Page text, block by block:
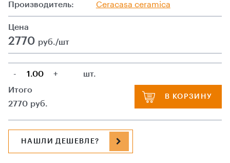
Производитель: Ceracasa ceramica
Цена
2770 руб./шт
- +
шт.
Итого
2770 руб.
В КОРЗИНУ
НАШЛИ ДЕШЕВЛЕ?